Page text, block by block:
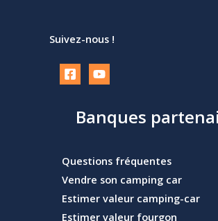
Suivez-nous !
Banques
Questions fréquentes
Vendre son camping car
Estimer valeur camping-car
Estimer valeur fourgon